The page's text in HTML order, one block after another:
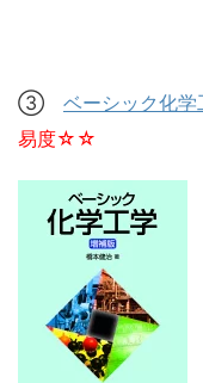
③ ベーシック化
易度☆☆